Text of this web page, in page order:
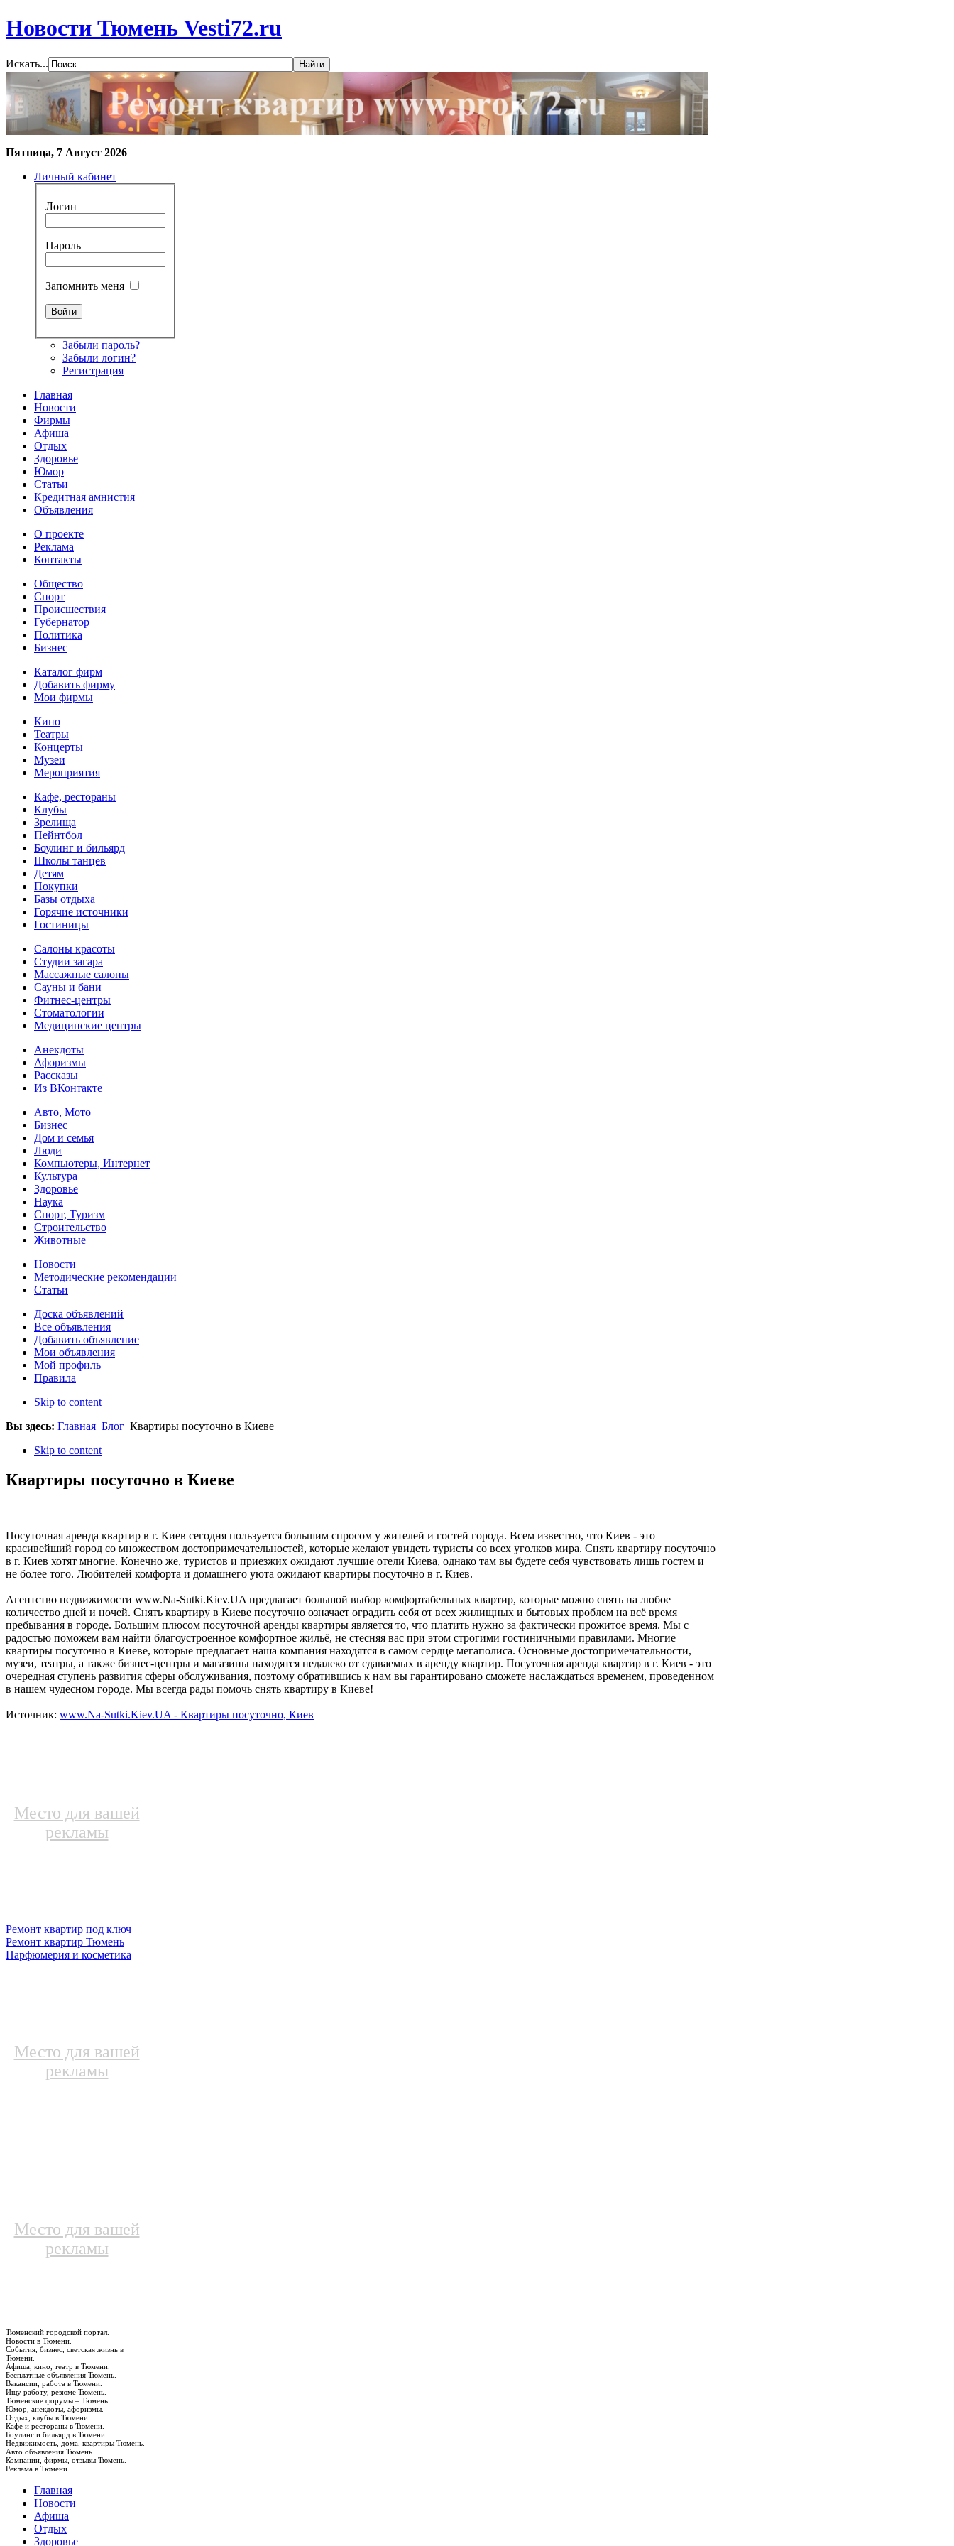
Новости Тюмень Vesti72.ru
Искать...
Пятница, 7 Август 2026
Личный кабинет
Логин
Пароль
Запомнить меня
Забыли пароль?
Забыли логин?
Регистрация
Главная
Новости
Фирмы
Афиша
Отдых
Здоровье
Юмор
Статьи
Кредитная амнистия
Объявления
О проекте
Реклама
Контакты
Общество
Спорт
Происшествия
Губернатор
Политика
Бизнес
Каталог фирм
Добавить фирму
Мои фирмы
Кино
Театры
Концерты
Музеи
Мероприятия
Кафе, рестораны
Клубы
Зрелища
Пейнтбол
Боулинг и бильярд
Школы танцев
Детям
Покупки
Базы отдыха
Горячие источники
Гостиницы
Салоны красоты
Студии загара
Массажные салоны
Сауны и бани
Фитнес-центры
Стоматологии
Медицинские центры
Анекдоты
Афоризмы
Рассказы
Из ВКонтакте
Авто, Мото
Бизнес
Дом и семья
Люди
Компьютеры, Интернет
Культура
Здоровье
Наука
Спорт, Туризм
Строительство
Животные
Новости
Методические рекомендации
Статьи
Доска объявлений
Все объявления
Добавить объявление
Мои объявления
Мой профиль
Правила
Skip to content
Вы здесь: Главная Блог Квартиры посуточно в Киеве
Skip to content
Квартиры посуточно в Киеве
Посуточная аренда квартир в г. Киев сегодня пользуется большим спросом у жителей и гостей города. Всем известно, что Киев - это
красивейший город со множеством достопримечательностей, которые желают увидеть туристы со всех уголков мира. Снять квартиру посуточно
в г. Киев хотят многие. Конечно же, туристов и приезжих ожидают лучшие отели Киева, однако там вы будете себя чувствовать лишь гостем и
не более того. Любителей комфорта и домашнего уюта ожидают квартиры посуточно в г. Киев.
Агентство недвижимости www.Na-Sutki.Kiev.UA предлагает большой выбор комфортабельных квартир, которые можно снять на любое
количество дней и ночей. Снять квартиру в Киеве посуточно означает оградить себя от всех жилищных и бытовых проблем на всё время
пребывания в городе. Большим плюсом посуточной аренды квартиры является то, что платить нужно за фактически прожитое время. Мы с
радостью поможем вам найти благоустроенное комфортное жильё, не стесняя вас при этом строгими гостиничными правилами. Многие
квартиры посуточно в Киеве, которые предлагает наша компания находятся в самом сердце мегаполиса. Основные достопримечательности,
музеи, театры, а также бизнес-центры и магазины находятся недалеко от сдаваемых в аренду квартир. Посуточная аренда квартир в г. Киев - это
очередная ступень развития сферы обслуживания, поэтому обратившись к нам вы гарантировано сможете наслаждаться временем, проведенном
в нашем чудесном городе. Мы всегда рады помочь снять квартиру в Киеве!
Источник: www.Na-Sutki.Kiev.UA - Квартиры посуточно, Киев
Место для вашей
рекламы
Ремонт квартир под ключ
Ремонт квартир Тюмень
Парфюмерия и косметика
Место для вашей
рекламы
Место для вашей
рекламы
Тюменский городской портал.
Новости в Тюмени.
События, бизнес, светская жизнь в
Тюмени.
Афиша, кино, театр в Тюмени.
Бесплатные объявления Тюмень.
Вакансии, работа в Тюмени.
Ищу работу, резюме Тюмень.
Тюменские форумы – Тюмень.
Юмор, анекдоты, афоризмы.
Отдых, клубы в Тюмени.
Кафе и рестораны в Тюмени.
Боулинг и бильярд в Тюмени.
Недвижимость, дома, квартиры Тюмень.
Авто объявления Тюмень.
Компании, фирмы, отзывы Тюмень.
Реклама в Тюмени.
Главная
Новости
Афиша
Отдых
Здоровье